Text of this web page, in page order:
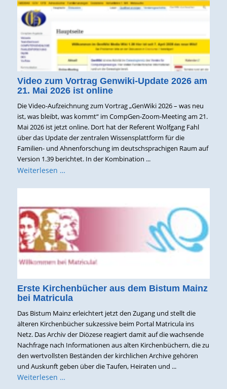
Video zum Vortrag Genwiki-Update 2026 am
21. Mai 2026 ist online
Die Video-Aufzeichnung zum Vortrag „GenWiki 2026 – was neu
ist, was bleibt, was kommt“ im CompGen-Zoom-Meeting am 21.
Mai 2026 ist jetzt online. Dort hat der Referent Wolfgang Fahl
über das Update der zentralen Wissensplattform für die
Familien- und Ahnenforschung im deutschsprachigen Raum auf
Version 1.39 berichtet. In der Kombination ...
Weiterlesen …
Erste Kirchenbücher aus dem Bistum Mainz
bei Matricula
Das Bistum Mainz erleichtert jetzt den Zugang und stellt die
älteren Kirchenbücher sukzessive beim Portal Matricula ins
Netz. Das Archiv der Diözese reagiert damit auf die wachsende
Nachfrage nach Informationen aus alten Kirchenbüchern, die zu
den wertvollsten Beständen der kirchlichen Archive gehören
und Auskunft geben über die Taufen, Heiraten und ...
Weiterlesen …